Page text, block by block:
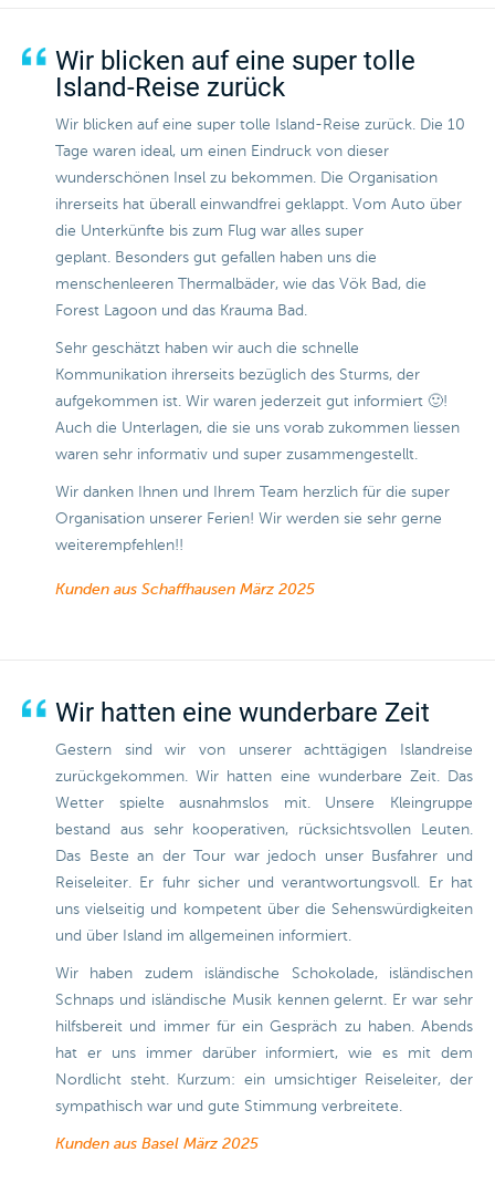
Wir blicken auf eine super tolle
Island-Reise zurück
Wir blicken auf eine super tolle Island-Reise zurück. Die 10
Tage waren ideal, um einen Eindruck von dieser
wunderschönen Insel zu bekommen. Die Organisation
ihrerseits hat überall einwandfrei geklappt. Vom Auto über
die Unterkünfte bis zum Flug war alles super
geplant. Besonders gut gefallen haben uns die
menschenleeren Thermalbäder, wie das Vök Bad, die
Forest Lagoon und das Krauma Bad.
Sehr geschätzt haben wir auch die schnelle
Kommunikation ihrerseits bezüglich des Sturms, der
aufgekommen ist. Wir waren jederzeit gut informiert 🙂!
Auch die Unterlagen, die sie uns vorab zukommen liessen
waren sehr informativ und super zusammengestellt.
Wir danken Ihnen und Ihrem Team herzlich für die super
Organisation unserer Ferien! Wir werden sie sehr gerne
weiterempfehlen!!
Kunden aus Schaffhausen März 2025
Wir hatten eine wunderbare Zeit
Gestern sind wir von unserer achttägigen Islandreise
zurückgekommen. Wir hatten eine wunderbare Zeit. Das
Wetter spielte ausnahmslos mit. Unsere Kleingruppe
bestand aus sehr kooperativen, rücksichtsvollen Leuten.
Das Beste an der Tour war jedoch unser Busfahrer und
Reiseleiter. Er fuhr sicher und verantwortungsvoll. Er hat
uns vielseitig und kompetent über die Sehenswürdigkeiten
und über Island im allgemeinen informiert.
Wir haben zudem isländische Schokolade, isländischen
Schnaps und isländische Musik kennen gelernt. Er war sehr
hilfsbereit und immer für ein Gespräch zu haben. Abends
hat er uns immer darüber informiert, wie es mit dem
Nordlicht steht. Kurzum: ein umsichtiger Reiseleiter, der
sympathisch war und gute Stimmung verbreitete.
Kunden aus Basel März 2025